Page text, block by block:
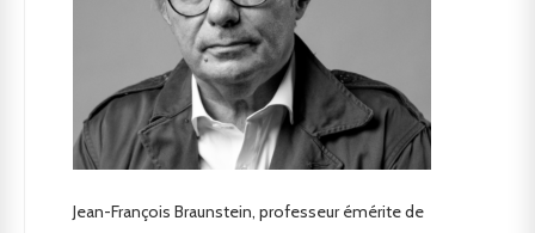
Jean-François Braunstein, professeur émérite de